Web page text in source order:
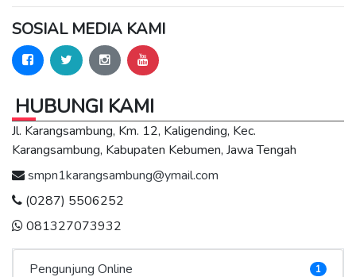
SOSIAL MEDIA KAMI
HUBUNGI KAMI
Jl. Karangsambung, Km. 12, Kaligending, Kec.
Karangsambung, Kabupaten Kebumen, Jawa Tengah
smpn1karangsambung@ymail.com
(0287) 5506252
081327073932
Pengunjung Online 1